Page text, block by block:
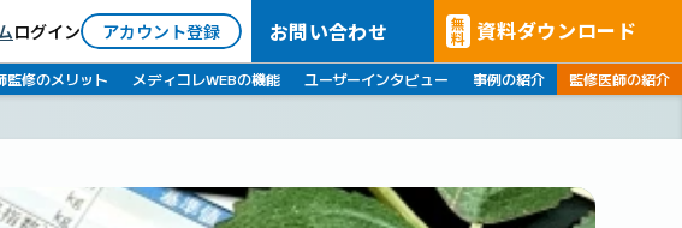
としてログイン
としてログイン
ログイン アカウント登録 お問い合わせ 無
料 資料ダウンロード
監修のメリット メディコレWEBの機能 ユーザーインタビュー 事例の紹介 監修医師の紹介